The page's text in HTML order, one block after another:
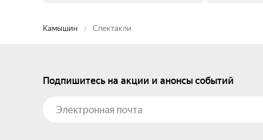
Камышин Спектакли
Подпишитесь на акции и анонсы событий